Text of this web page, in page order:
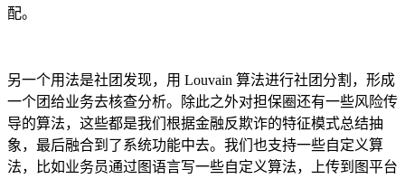
配。
另一个用法是社团发现，用 Louvain 算法进行社团分割，形成
一个团给业务去核查分析。除此之外对担保圈还有一些风险传
导的算法，这些都是我们根据金融反欺诈的特征模式总结抽
象，最后融合到了系统功能中去。我们也支持一些自定义算
法，比如业务员通过图语言写一些自定义算法，上传到图平台